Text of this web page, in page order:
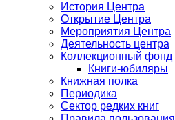
История Центра
Открытие Центра
Мероприятия Центра
Деятельность центра
Коллекционный фонд
Книги-юбиляры
Книжная полка
Периодика
Сектор редких книг